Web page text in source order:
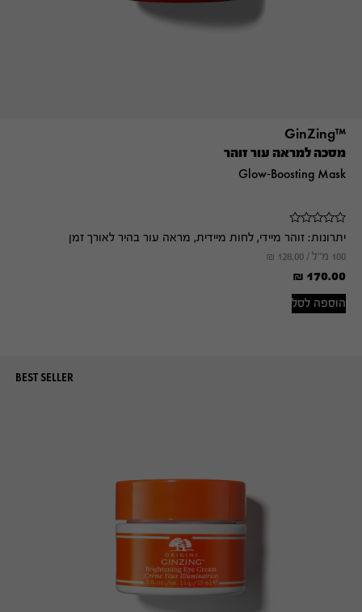
™GinZing
מסכה למראה עור זוהר
Glow-Boosting Mask
יתרונות: זוהר מיידי, לחות מיידית, מראה עור בהיר לאורך זמן
100 מ"ל / ₪ 128.00
₪ 170.00
הוספה לסל
BEST SELLER